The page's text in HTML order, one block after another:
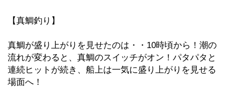
【真鯛釣り】
真鯛が盛り上がりを見せたのは・・10時頃から！潮の
流れが変わると、真鯛のスイッチがオン！パタパタと
連続ヒットが続き、船上は一気に盛り上がりを見せる
場面へ！